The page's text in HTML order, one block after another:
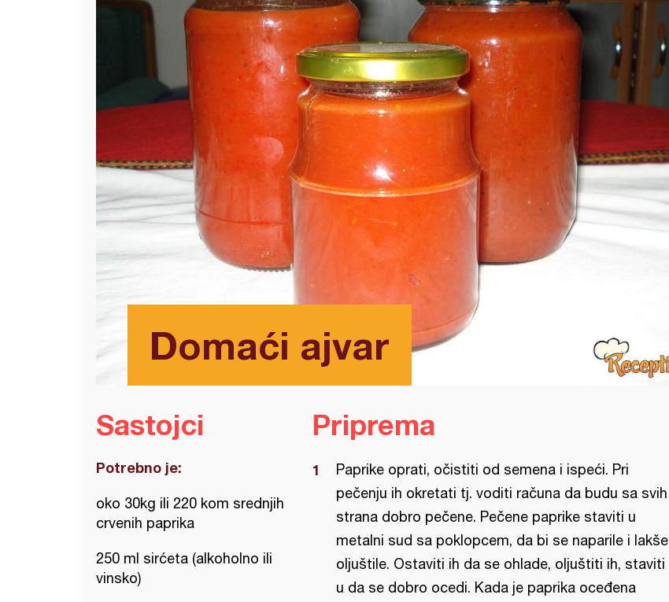
Domaći ajvar
Sastojci
Potrebno je:
oko 30kg ili 220 kom srednjih
crvenih paprika
250 ml sirćeta (alkoholno ili
vinsko)
Priprema
Paprike oprati, očistiti od semena i ispeći. Pri
pečenju ih okretati tj. voditi računa da budu sa svih
strana dobro pečene. Pečene paprike staviti u
metalni sud sa poklopcem, da bi se naparile i lakše
oljuštile. Ostaviti ih da se ohlade, oljuštiti ih, staviti
u da se dobro ocedi. Kada je paprika oceđena